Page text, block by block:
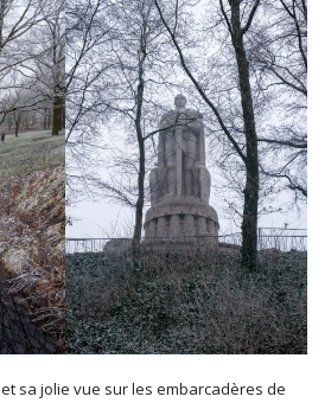
et sa jolie vue sur les embarcadères de